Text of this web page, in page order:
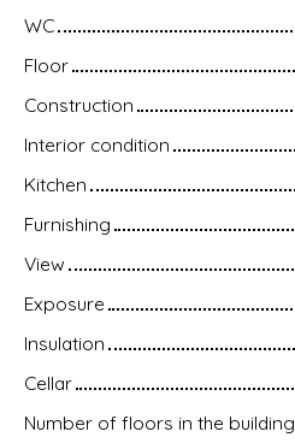
WC
Floor
Construction
Interior condition
Kitchen
Furnishing
View
Exposure
Insulation
Cellar
Number of floors in the building